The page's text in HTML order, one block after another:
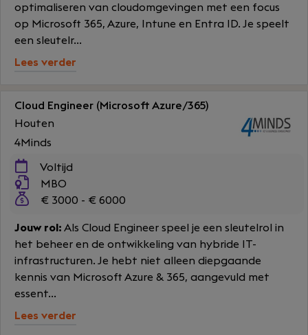
optimaliseren van cloudomgevingen met een focus
op Microsoft 365, Azure, Intune en Entra ID. Je speelt
een sleutelr...
Lees verder
Cloud Engineer (Microsoft Azure/365)
Houten
4Minds
Voltijd
MBO
€ 3000 - € 6000
Jouw rol: Als Cloud Engineer speel je een sleutelrol in
het beheer en de ontwikkeling van hybride IT-
infrastructuren. Je hebt niet alleen diepgaande
kennis van Microsoft Azure & 365, aangevuld met
essent...
Lees verder